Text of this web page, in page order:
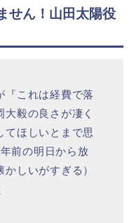
せん！山田太陽役
『これは経費で落
毅の良さが凄く
てほしいとまで思
前の明日から放
しいがすぎる）